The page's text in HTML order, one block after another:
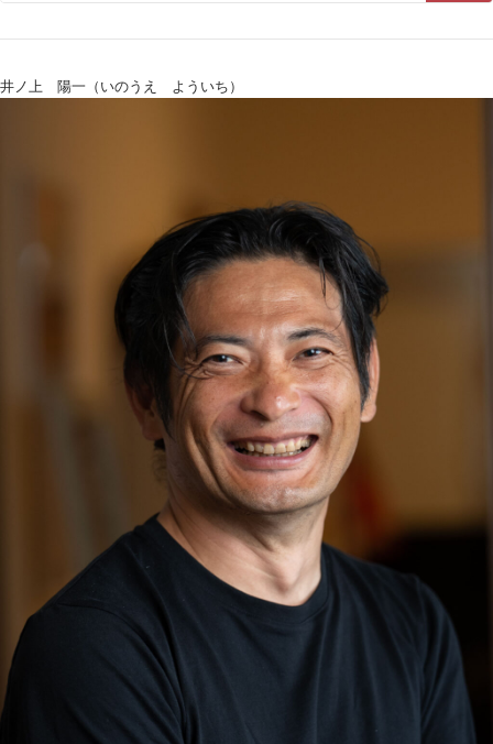
井ノ上 陽一（いのうえ よういち）